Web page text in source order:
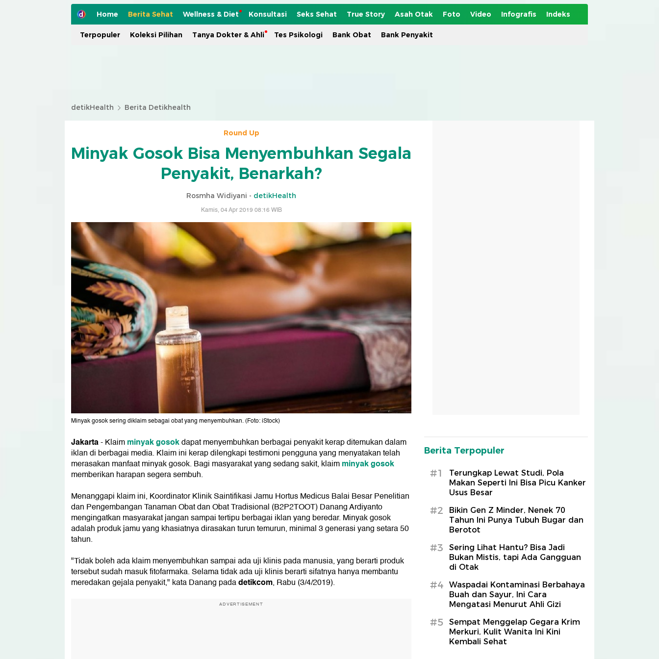
Home Berita Sehat Wellness & Diet Konsultasi Seks Sehat True Story Asah Otak Foto Video Infografis Indeks
Terpopuler Koleksi Pilihan Tanya Dokter & Ahli Tes Psikologi Bank Obat Bank Penyakit
detikHealth Berita Detikhealth
Round Up
Minyak Gosok Bisa Menyembuhkan Segala
Penyakit, Benarkah?
Rosmha Widiyani - detikHealth
Kamis, 04 Apr 2019 08:16 WIB
Minyak gosok sering diklaim sebagai obat yang menyembuhkan. (Foto: iStock)
Jakarta- Klaimminyak gosokdapat menyembuhkan berbagai penyakit kerap ditemukan dalam
iklan di berbagai media. Klaim ini kerap dilengkapi testimoni pengguna yang menyatakan telah
merasakan manfaat minyak gosok. Bagi masyarakat yang sedang sakit, klaimminyak gosok
memberikan harapan segera sembuh.
Menanggapi klaim ini, Koordinator Klinik Saintifikasi Jamu Hortus Medicus Balai Besar Penelitian
dan Pengembangan Tanaman Obat dan Obat Tradisional (B2P2TOOT) Danang Ardiyanto
mengingatkan masyarakat jangan sampai tertipu berbagai iklan yang beredar. Minyak gosok
adalah produk jamu yang khasiatnya dirasakan turun temurun, minimal 3 generasi yang setara 50
tahun.
"Tidak boleh ada klaim menyembuhkan sampai ada uji klinis pada manusia, yang berarti produk
tersebut sudah masuk fitofarmaka. Selama tidak ada uji klinis berarti sifatnya hanya membantu
meredakan gejala penyakit," kata Danang padadetikcom, Rabu (3/4/2019).
ADVERTISEMENT
Berita Terpopuler
#1
Terungkap Lewat Studi, Pola
Makan Seperti Ini Bisa Picu Kanker
Usus Besar
#2
Bikin Gen Z Minder, Nenek 70
Tahun Ini Punya Tubuh Bugar dan
Berotot
#3
Sering Lihat Hantu? Bisa Jadi
Bukan Mistis, tapi Ada Gangguan
di Otak
#4
Waspadai Kontaminasi Berbahaya
Buah dan Sayur, Ini Cara
Mengatasi Menurut Ahli Gizi
#5
Sempat Menggelap Gegara Krim
Merkuri, Kulit Wanita Ini Kini
Kembali Sehat